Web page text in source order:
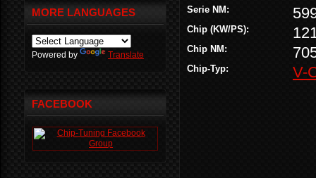
Serie NM:
Chip (KW/PS):
Chip NM:
Chip-Typ: V-
MORE LANGUAGES
Powered by Translate
FACEBOOK